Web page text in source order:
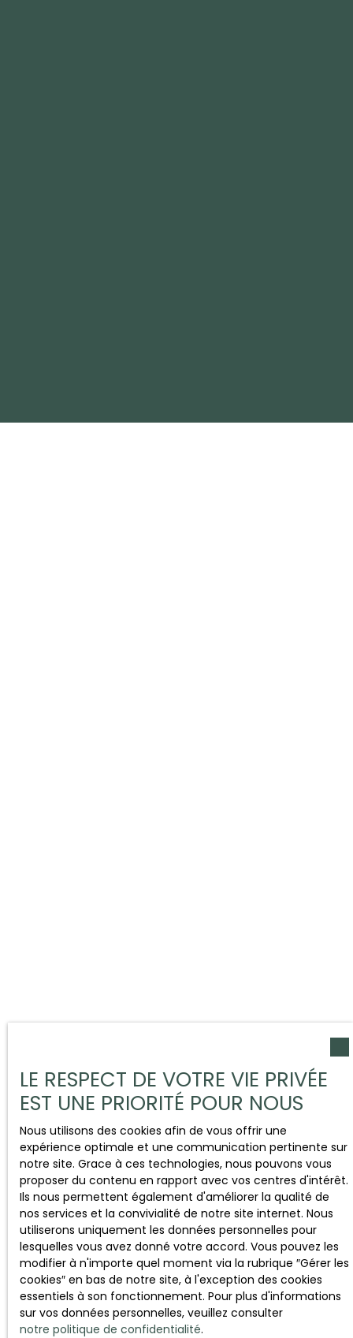
LE RESPECT DE VOTRE VIE PRIVÉE
EST UNE PRIORITÉ POUR NOUS
Nous utilisons des cookies afin de vous offrir une
expérience optimale et une communication pertinente sur
notre site. Grace à ces technologies, nous pouvons vous
proposer du contenu en rapport avec vos centres d'intérêt.
Ils nous permettent également d'améliorer la qualité de
nos services et la convivialité de notre site internet. Nous
utiliserons uniquement les données personnelles pour
lesquelles vous avez donné votre accord. Vous pouvez les
modifier à n'importe quel moment via la rubrique ″Gérer les
cookies″ en bas de notre site, à l'exception des cookies
essentiels à son fonctionnement. Pour plus d'informations
sur vos données personnelles, veuillez consulter
notre politique de confidentialité.